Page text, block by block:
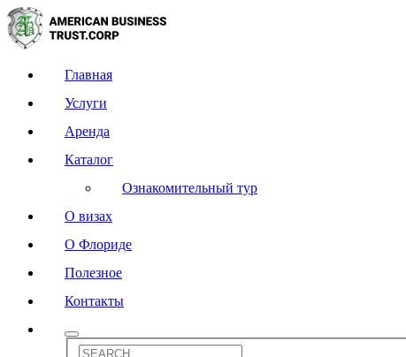
Главная
Услуги
Аренда
Каталог
Ознакомительный тур
О визах
О Флориде
Полезное
Контакты